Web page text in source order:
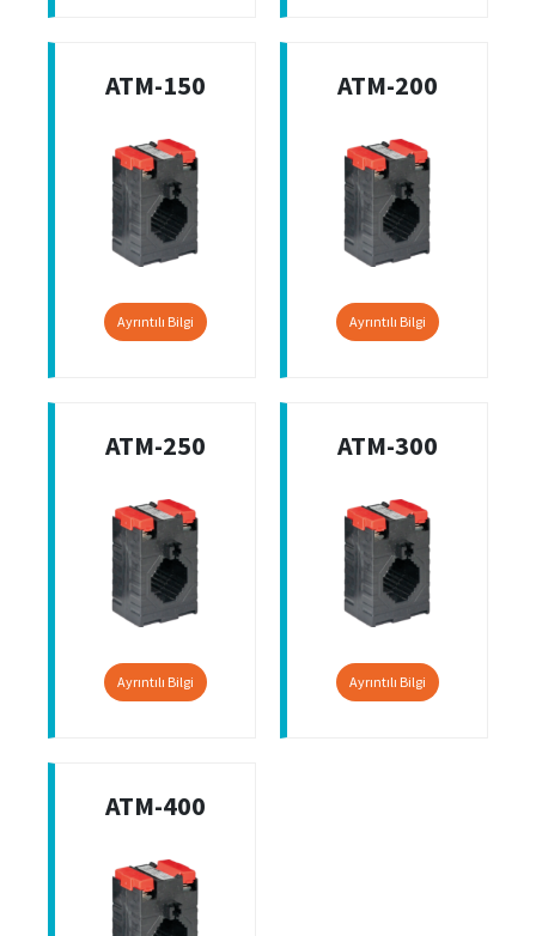
ATM-150
Ayrıntılı Bilgi
ATM-200
Ayrıntılı Bilgi
ATM-250
Ayrıntılı Bilgi
ATM-300
Ayrıntılı Bilgi
ATM-400